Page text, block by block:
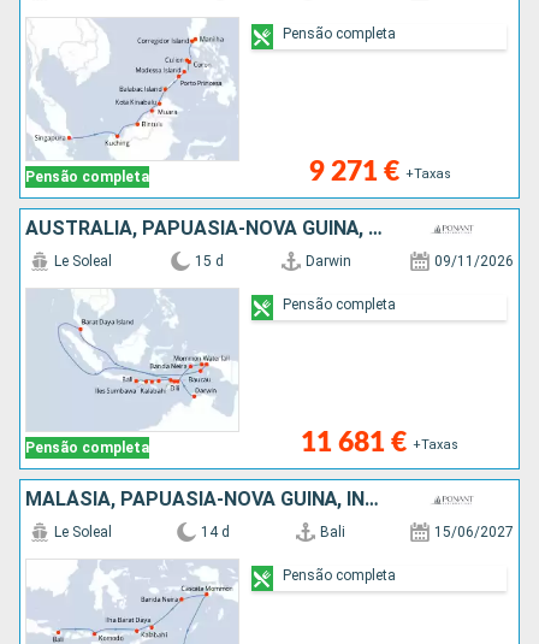
Pensão completa 9 271 € +Taxas
Pensão completa
AUSTRALIA, PAPUASIA-NOVA GUINÃ, MALÁSIA, INDONÉSIA
Pensão completa
Le Soleal 15 d Darwin 09/11/2026
11 681 € +Taxas
Pensão completa
MALÁSIA, PAPUASIA-NOVA GUINÃ, INDONÉSIA, AUSTRALIA
Le Soleal 14 d Bali 15/06/2027
Pensão completa